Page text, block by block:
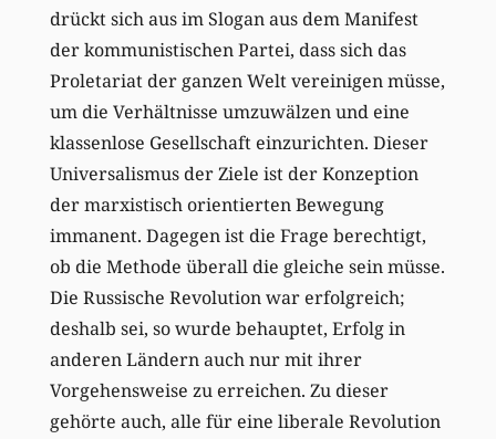
drückt sich aus im Slogan aus dem Manifest
der kommunistischen Partei, dass sich das
Proletariat der ganzen Welt vereinigen müsse,
um die Verhältnisse umzuwälzen und eine
klassenlose Gesellschaft einzurichten. Dieser
Universalismus der Ziele ist der Konzeption
der marxistisch orientierten Bewegung
immanent. Dagegen ist die Frage berechtigt,
ob die Methode überall die gleiche sein müsse.
Die Russische Revolution war erfolgreich;
deshalb sei, so wurde behauptet, Erfolg in
anderen Ländern auch nur mit ihrer
Vorgehensweise zu erreichen. Zu dieser
gehörte auch, alle für eine liberale Revolution